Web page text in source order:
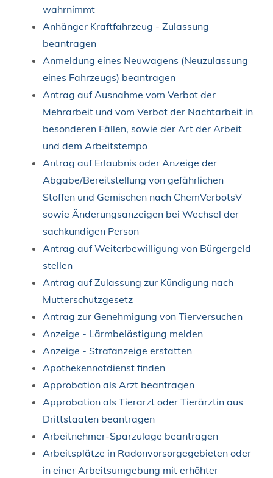
wahrnimmt
Anhänger Kraftfahrzeug - Zulassung
beantragen
Anmeldung eines Neuwagens (Neuzulassung
eines Fahrzeugs) beantragen
Antrag auf Ausnahme vom Verbot der
Mehrarbeit und vom Verbot der Nachtarbeit in
besonderen Fällen, sowie der Art der Arbeit
und dem Arbeitstempo
Antrag auf Erlaubnis oder Anzeige der
Abgabe/Bereitstellung von gefährlichen
Stoffen und Gemischen nach ChemVerbotsV
sowie Änderungsanzeigen bei Wechsel der
sachkundigen Person
Antrag auf Weiterbewilligung von Bürgergeld
stellen
Antrag auf Zulassung zur Kündigung nach
Mutterschutzgesetz
Antrag zur Genehmigung von Tierversuchen
Anzeige - Lärmbelästigung melden
Anzeige - Strafanzeige erstatten
Apothekennotdienst finden
Approbation als Arzt beantragen
Approbation als Tierarzt oder Tierärztin aus
Drittstaaten beantragen
Arbeitnehmer-Sparzulage beantragen
Arbeitsplätze in Radonvorsorgegebieten oder
in einer Arbeitsumgebung mit erhöhter